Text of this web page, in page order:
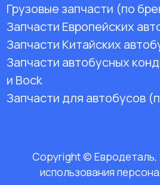
Грузовые запчасти (по
Запчасти Европейских
Запчасти Китайских
Запчасти автобусных
и Bock
Запчасти для автобусов
Copyright © Евродеталь,
использования